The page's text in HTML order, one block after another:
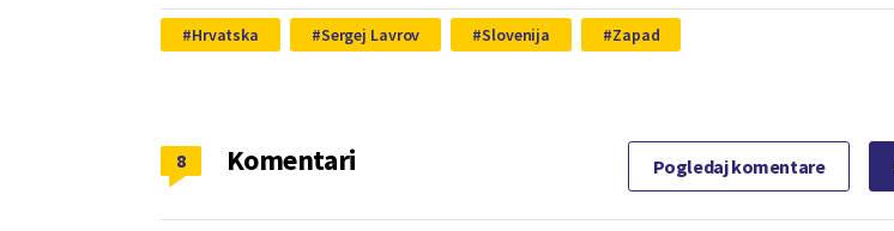
Hrvatska Sergej Lavrov Slovenija Zapad
Komentari
8 Pogledaj komentare